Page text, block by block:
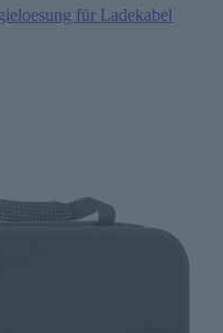
für Ladekabel